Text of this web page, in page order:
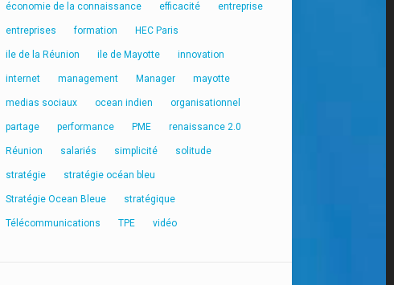
économie de la connaissance efficacité entreprise
entreprises formation HEC Paris
ile de la Réunion ile de Mayotte innovation
internet management Manager mayotte
medias sociaux ocean indien organisationnel
partage performance PME renaissance 2.0
Réunion salariés simplicité solitude
stratégie stratégie océan bleu
Stratégie Ocean Bleue stratégique
Télécommunications TPE vidéo